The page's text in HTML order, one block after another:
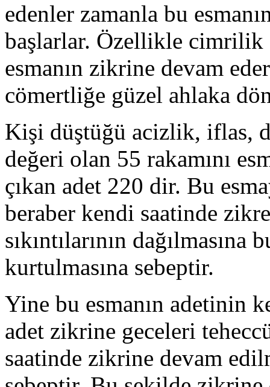
edenler zamanla bu
başlarlar. Özellikle cimrilik
esmanın zikrine devam
cömertliğe güzel ahlaka
Kişi düştüğü acizlik, iflas,
değeri olan 55 rakamını
çıkan adet 220 dir. Bu
beraber kendi saatinde
sıkıntılarının
kurtulmasına sebeptir.
Yine bu esmanın adetinin
adet zikrine geceleri
saatinde zikrine devam